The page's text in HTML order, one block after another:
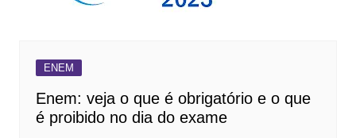
ENEM
Enem: veja o que é obrigatório e o que
é proibido no dia do exame